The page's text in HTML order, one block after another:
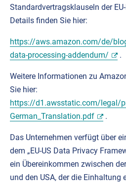
Standardvertragsklauseln der
Details finden Sie hier:
https://aws.amazon.com/de/
data-processing-addendum/
.
Weitere Informationen zu
Sie hier:
https://d1.awsstatic.com/legal/
German_Translation.pdf
.
Das Unternehmen verfügt über
dem „EU-US Data Privacy
ein Übereinkommen zwischen
und den USA, der die Einhaltung